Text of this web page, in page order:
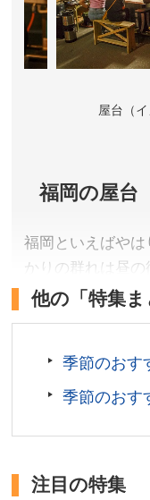
10分（三の丸ス
歩約10分)。
所在地／福岡県
お問い合わせ／
9:00～17:00)屋台（
福岡の屋台
福岡といえばや
かりの群れは昼
の景色を作り出
ます。
福岡県福岡市
他の「特集
季節のおす
季節のおす
注目の特集